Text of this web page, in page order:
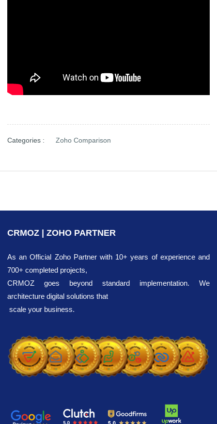
Categories : Zoho Comparison
CRMOZ | ZOHO PARTNER
As an Official Zoho Partner with 10+ years of experience and
700+ completed projects,
CRMOZ goes beyond standard implementation. We
architecture digital solutions that
scale your business.